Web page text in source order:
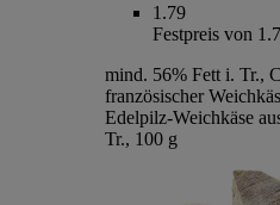
1.79
Festpreis von
mind. 56% Fett i. Tr.,
französischer
Edelpilz-Weichkäse
Tr., 100 g